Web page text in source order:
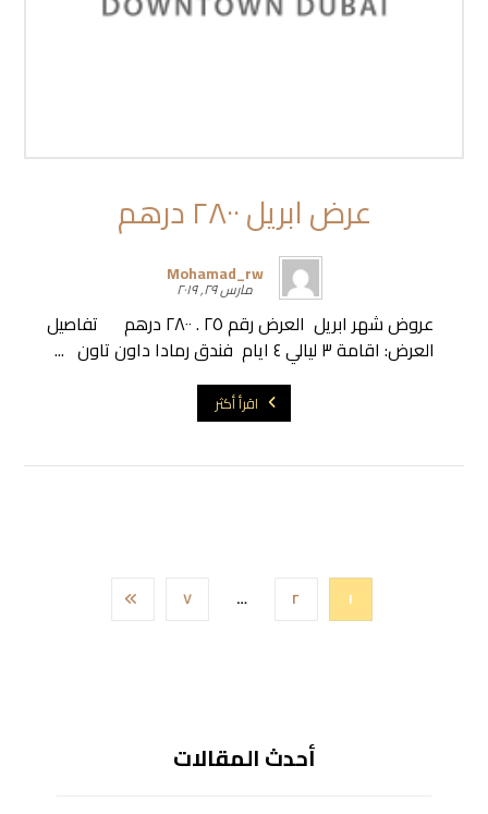
عرض ابريل ٢٨٠٠ درهم
Mohamad_rw
مارس ٢٩, ٢٠١٩
عروض شهر ابريل العرض رقم ٢٥ . ٢٨٠٠ درهم تفاصيل
العرض: اقامة ٣ ليالي ٤ ايام فندق رمادا داون تاون ...
اقرأ أكثر
١ ٢ … ٧
أحدث المقالات